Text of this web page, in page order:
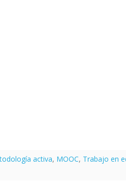
activa, MOOC, Trabajo en